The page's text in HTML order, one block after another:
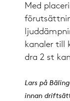
Med
kanaler till
dra 2 st
Lars på
innan